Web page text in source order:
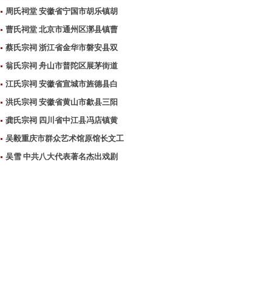
周氏祠堂 安徽省宁国市胡乐镇胡
曹氏祠堂 北京市通州区漷县镇曹
蔡氏宗祠 浙江省金华市磐安县双
翁氏宗祠 舟山市普陀区展茅街道
江氏宗祠 安徽省宣城市旌德县白
洪氏宗祠 安徽省黄山市歙县三阳
龚氏宗祠 四川省中江县冯店镇黄
吴毅重庆市群众艺术馆原馆长文工
吴雪 中共八大代表著名杰出戏剧